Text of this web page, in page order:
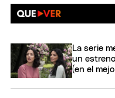
La serie
un
(en el